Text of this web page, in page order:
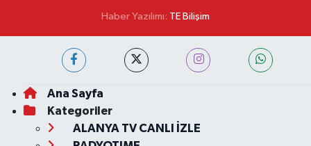
Haber Yazılımı: TE Bilişim
Ana Sayfa
Kategoriler
ALANYA TV CANLI İZLE